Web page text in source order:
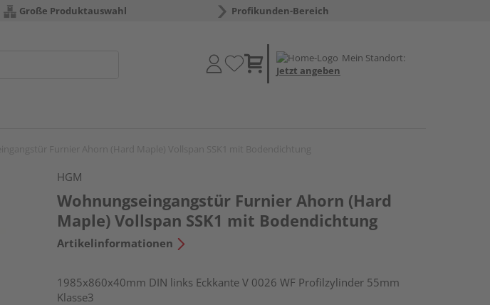
Große Produktauswahl Profikunden-Bereich
Mein Standort:
Jetzt angeben
HGM
Wohnungseingangstür Furnier Ahorn (Hard
Maple) Vollspan SSK1 mit Bodendichtung
Artikelinformationen
1985x860x40mm DIN links Eckkante V 0026 WF Profilzylinder 55mm
Klasse3